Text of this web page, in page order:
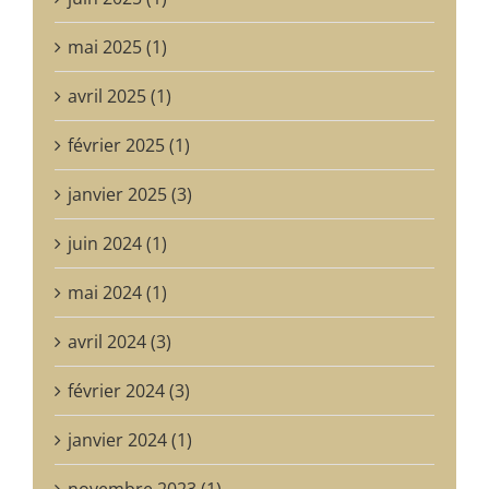
mai 2025 (1)
avril 2025 (1)
février 2025 (1)
janvier 2025 (3)
juin 2024 (1)
mai 2024 (1)
avril 2024 (3)
février 2024 (3)
janvier 2024 (1)